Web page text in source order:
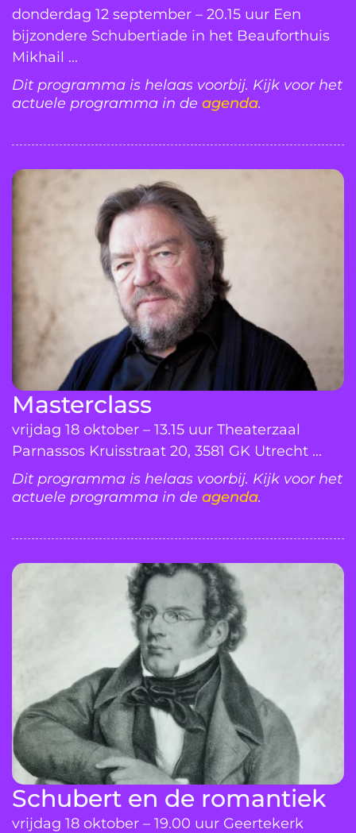
donderdag 12 september – 20.15 uur Een
bijzondere Schubertiade in het Beauforthuis
Mikhail ...
Dit programma is helaas voorbij. Kijk voor het
actuele programma in de agenda.
Masterclass
vrijdag 18 oktober – 13.15 uur Theaterzaal
Parnassos Kruisstraat 20, 3581 GK Utrecht ...
Dit programma is helaas voorbij. Kijk voor het
actuele programma in de agenda.
Schubert en de romantiek
vrijdag 18 oktober – 19.00 uur Geertekerk